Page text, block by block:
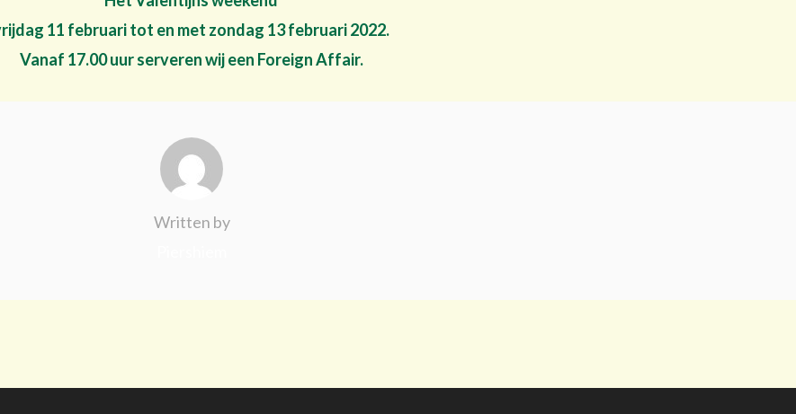
11 februari tot en met zondag 13 februari 2022.
Vanaf 17.00 uur serveren wij een Foreign Affair.
Written by